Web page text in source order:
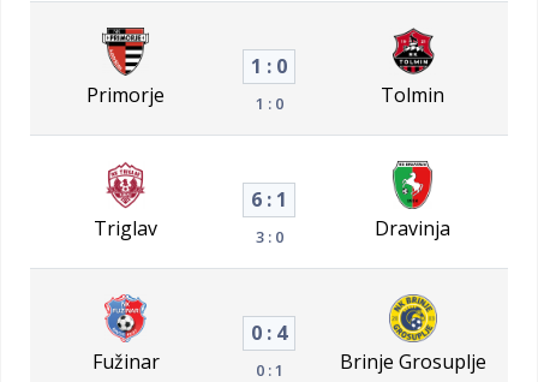
Primorje
1 : 0
1 : 0 Tolmin
Triglav
6 : 1
3 : 0 Dravinja
Fužinar
0 : 4
0 : 1 Brinje Grosuplje